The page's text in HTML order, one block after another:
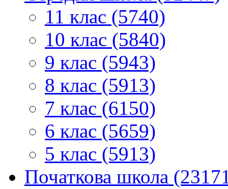
11 клас (5740)
10 клас (5840)
9 клас (5943)
8 клас (5913)
7 клас (6150)
6 клас (5659)
5 клас (5913)
Початкова школа